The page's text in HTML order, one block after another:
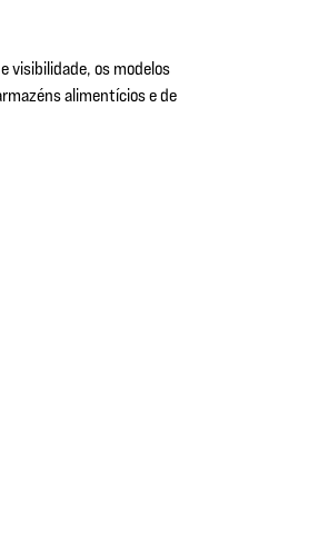
visibilidade, os modelos
alimentícios e de